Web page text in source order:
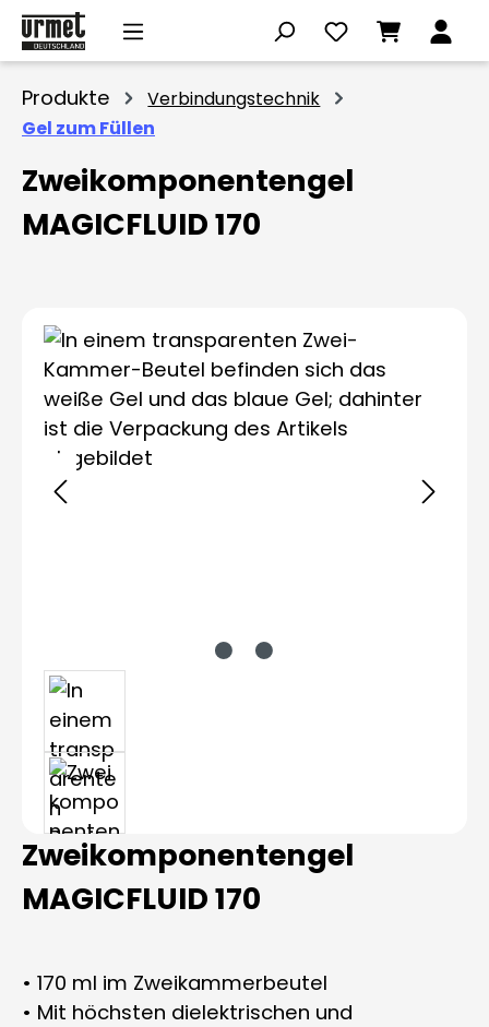
Zum Hauptinhalt springen
Produkte
Verbindungstechnik
Gel zum Füllen
Zweikomponentengel
MAGICFLUID 170
Bildergalerie überspringen
Zweikomponentengel
MAGICFLUID 170
• 170 ml im Zweikammerbeutel
• Mit höchsten dielektrischen und